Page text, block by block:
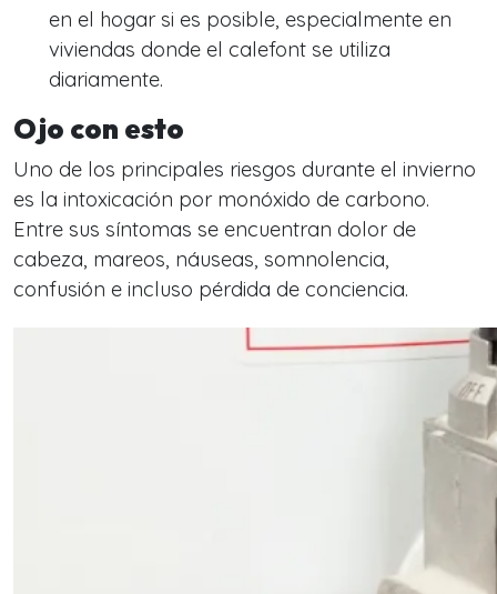
en el hogar si es posible, especialmente en
viviendas donde el calefont se utiliza
diariamente.
Ojo con esto
Uno de los principales riesgos durante el invierno
es la intoxicación por monóxido de carbono.
Entre sus síntomas se encuentran dolor de
cabeza, mareos, náuseas, somnolencia,
confusión e incluso pérdida de conciencia.